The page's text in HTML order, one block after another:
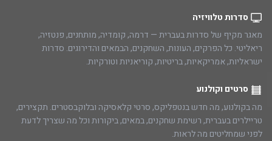
סדרות טלוויזיה
מאגר מקיף של סדרות בעברית — דרמה, קומדיה, מותחנים, פנטזיה,
ריאליטי. כל הפרקים, העונות, השחקנים, הבמאים והדירוגים. סדרות
ישראליות, אמריקאיות, בריטיות, קוריאניות וטורקיות.
סרטים וקולנוע
מה בקולנוע, מה חדש בנטפליקס, סרטי קלאסיקה ובלוקבסטרים. תקצירים,
טריילרים בעברית, רשימת שחקנים, במאים, ביקורות וכל מה שצריך לדעת
לפני שמחליטים מה לראות.